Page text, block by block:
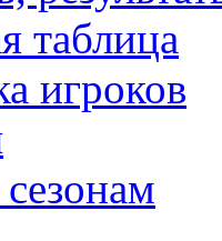
таблица
игроков